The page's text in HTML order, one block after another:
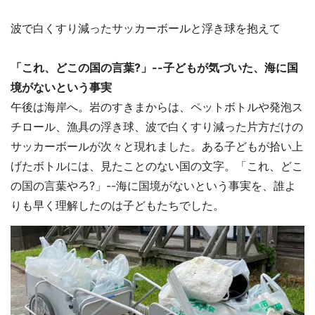
波で白くすり減ったサッカーボールと浮き球を抱えて
「これ、どこの国の言葉?」--子どもが気づいた、海に国
境がないという事実
午後は海岸へ。岩のすきまからは、ペットボトルや発泡ス
チロール、漁具の浮き球、波で白くすり減った片方だけの
サッカーボールが次々と現れました。ある子どもが拾い上
げたボトルには、見たことのない国の文字。「これ、どこ
の国の言葉やろ?」--海に国境がないという事実を、誰よ
りも早く理解したのは子どもたちでした。